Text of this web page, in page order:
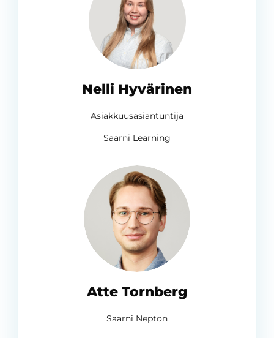
Nelli Hyvärinen
Asiakkuusasiantuntija
Saarni Learning
Atte Tornberg
Saarni Nepton